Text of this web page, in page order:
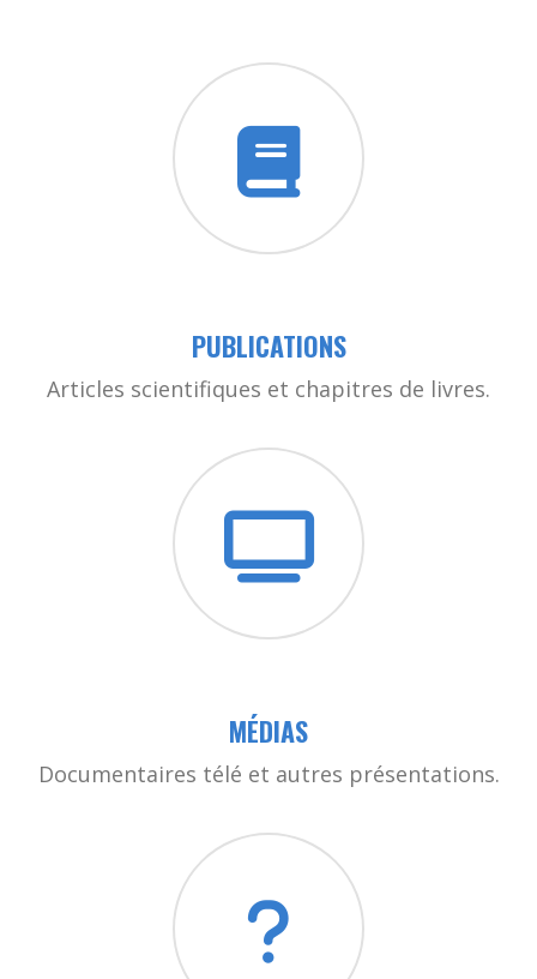
PUBLICATIONS
Articles scientifiques et chapitres de livres.
MÉDIAS
Documentaires télé et autres présentations.